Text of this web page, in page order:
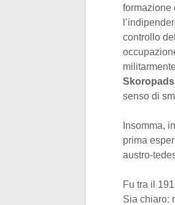
formazione
controllo
senso di
Insomma,
prima
austro-
Fu tra il
Sia chiaro: